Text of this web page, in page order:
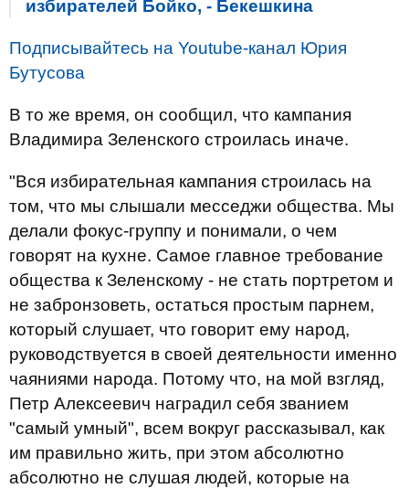
избирателей Бойко, - Бекешкина
Подписывайтесь на Youtube-канал Юрия
Бутусова
В то же время, он сообщил, что кампания
Владимира Зеленского строилась иначе.
"Вся избирательная кампания строилась на
том, что мы слышали месседжи общества. Мы
делали фокус-группу и понимали, о чем
говорят на кухне. Самое главное требование
общества к Зеленскому - не стать портретом и
не забронзоветь, остаться простым парнем,
который слушает, что говорит ему народ,
руководствуется в своей деятельности именно
чаяниями народа. Потому что, на мой взгляд,
Петр Алексеевич наградил себя званием
"самый умный", всем вокруг рассказывал, как
им правильно жить, при этом абсолютно
абсолютно не слушая людей, которые на